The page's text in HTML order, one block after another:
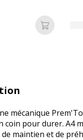
Ajouter
mécanique
coin pour durer. A4
maintien et de